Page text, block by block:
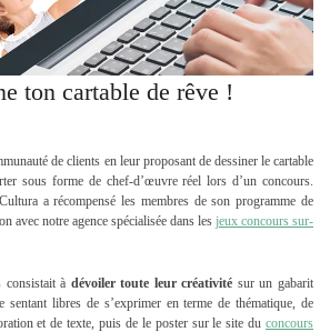
ton cartable de rêve !
de clients en leur proposant de dessiner le cartable
sous forme de chef-d’œuvre réel lors d’un concours.
a récompensé les membres de son programme de
avec notre agence spécialisée dans les jeux concours sur-
consistait à dévoiler toute leur créativité sur un gabarit
sentant libres de s’exprimer en terme de thématique, de
et de texte, puis de le poster sur le site du concours